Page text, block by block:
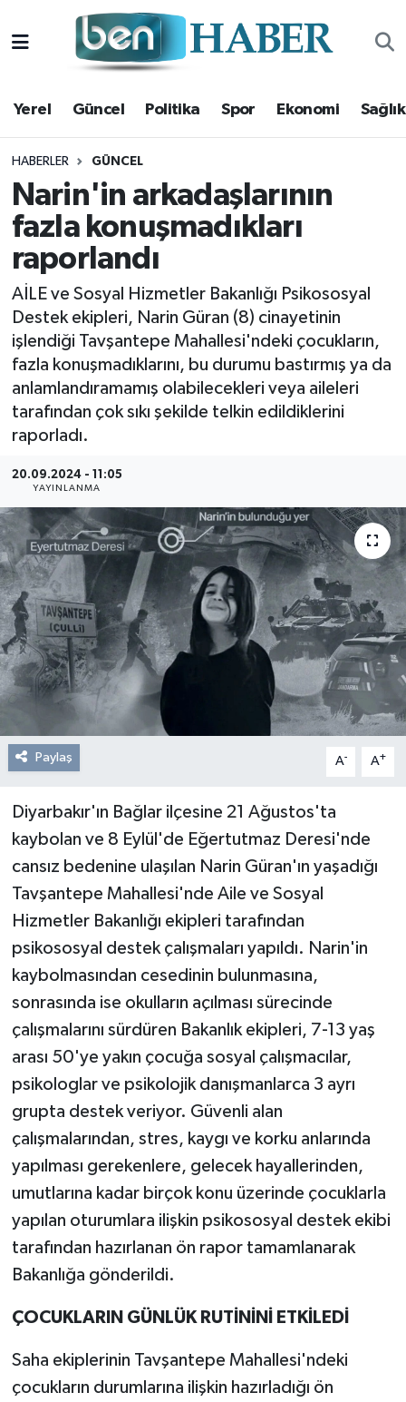
Yerel Güncel Politika Spor Ekonomi Sağlık
HABERLER GÜNCEL
Narin'in arkadaşlarının
fazla konuşmadıkları
raporlandı
AİLE ve Sosyal Hizmetler Bakanlığı Psikososyal
Destek ekipleri, Narin Güran (8) cinayetinin
işlendiği Tavşantepe Mahallesi'ndeki çocukların,
fazla konuşmadıklarını, bu durumu bastırmış ya da
anlamlandıramamış olabilecekleri veya aileleri
tarafından çok sıkı şekilde telkin edildiklerini
raporladı.
20.09.2024 - 11:05
YAYINLANMA
Paylaş A- A+
Diyarbakır'ın Bağlar ilçesine 21 Ağustos'ta
kaybolan ve 8 Eylül'de Eğertutmaz Deresi'nde
cansız bedenine ulaşılan Narin Güran'ın yaşadığı
Tavşantepe Mahallesi'nde Aile ve Sosyal
Hizmetler Bakanlığı ekipleri tarafından
psikososyal destek çalışmaları yapıldı. Narin'in
kaybolmasından cesedinin bulunmasına,
sonrasında ise okulların açılması sürecinde
çalışmalarını sürdüren Bakanlık ekipleri, 7-13 yaş
arası 50'ye yakın çocuğa sosyal çalışmacılar,
psikologlar ve psikolojik danışmanlarca 3 ayrı
grupta destek veriyor. Güvenli alan
çalışmalarından, stres, kaygı ve korku anlarında
yapılması gerekenlere, gelecek hayallerinden,
umutlarına kadar birçok konu üzerinde çocuklarla
yapılan oturumlara ilişkin psikososyal destek ekibi
tarafından hazırlanan ön rapor tamamlanarak
Bakanlığa gönderildi.
ÇOCUKLARIN GÜNLÜK RUTİNİNİ ETKİLEDİ
Saha ekiplerinin Tavşantepe Mahallesi'ndeki
çocukların durumlarına ilişkin hazırladığı ön
Yerel
Güncel
Politika
Spor
Ekonomi
Sağlık
Magazin
Kültür Sanat
Resmi Reklam
Röportajlar
Hava Durumu
Trafik Durumu
Süper Lig Puan Durumu ve Fikstür
Tüm Manşetler
Son Dakika Haberleri
Haber Arşivi